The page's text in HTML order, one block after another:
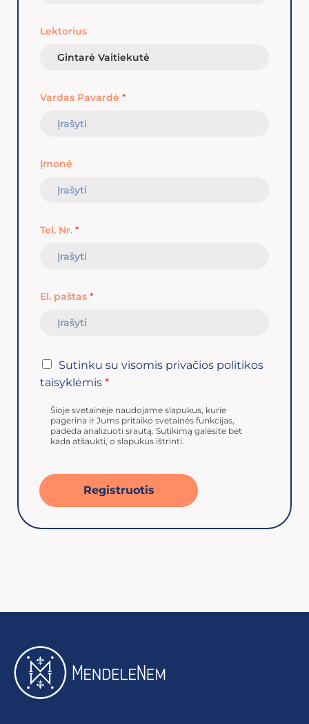
Lektorius
Vardas Pavardė *
Įmonė
Tel. Nr. *
El. paštas *
Sutinku su visomis privačios politikos
taisyklėmis *
Šioje svetainėje naudojame slapukus, kurie
pagerina ir Jums pritaiko svetainės funkcijas,
padeda analizuoti srautą. Sutikimą galėsite bet
kada atšaukti, o slapukus ištrinti.
Registruotis